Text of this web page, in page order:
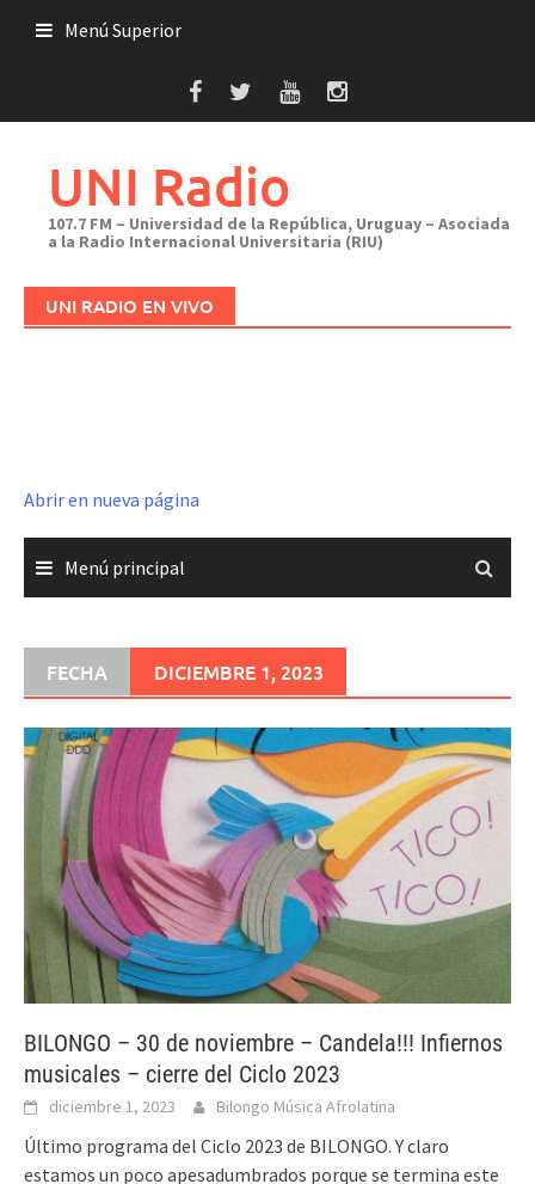
Menú Superior
UNI Radio
107.7 FM – Universidad de la República, Uruguay – Asociada
a la Radio Internacional Universitaria (RIU)
UNI RADIO EN VIVO
Abrir en nueva página
Menú principal
FECHA DICIEMBRE 1, 2023
BILONGO – 30 de noviembre – Candela!!! Infiernos
musicales – cierre del Ciclo 2023
diciembre 1, 2023 Bilongo Música Afrolatina
Último programa del Ciclo 2023 de BILONGO. Y claro
estamos un poco apesadumbrados porque se termina este